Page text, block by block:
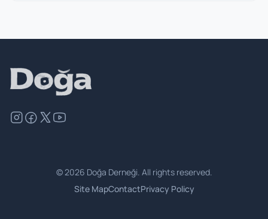
©2026 Doğa Derneği. All rights reserved.
Site MapContactPrivacy Policy